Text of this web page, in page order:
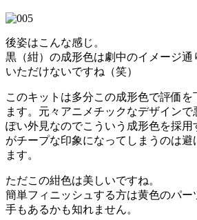
後姿はこんな感じ。
黒（紺）の成形色は劇中のイメージ通
いただけないですね（笑）
このキットは多分この成形色で評価を
ます。元々アニメチックなデザイン
ぽい外見なのでこういう成形色を採用
がチープな印象になってしまうのは避
ます。
ただこの紺色は美しいですね。
簡単フィニッシュする方は黄色のパー
手もあるかも知れません。